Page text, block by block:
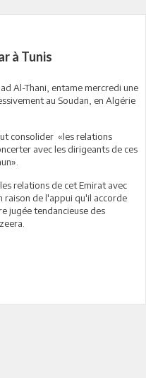
à Tunis
Al-Thani, entame mercredi une
au Soudan, en Algérie
consolider «les relations
avec les dirigeants de ces
relations de cet Emirat avec
raison de l'appui qu'il accorde
jugée tendancieuse des